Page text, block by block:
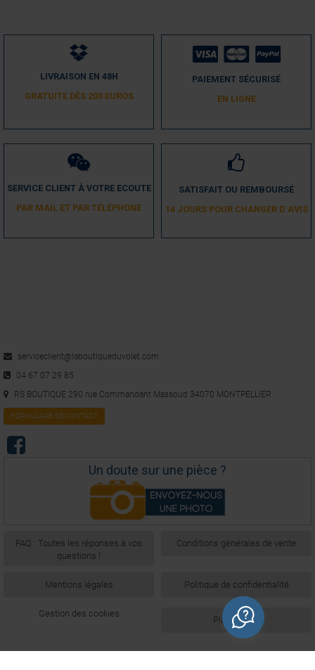
LIVRAISON EN 48H
GRATUITE DÈS 200 EUROS
PAIEMENT SÉCURISÉ
EN LIGNE
SERVICE CLIENT À VOTRE ECOUTE
PAR MAIL ET PAR TÉLÉPHONE
SATISFAIT OU REMBOURSÉ
14 JOURS POUR CHANGER D´AVIS
serviceclient@laboutiqueduvolet.com
04 67 07 29 85
RS BOUTIQUE 290 rue Commandant Massoud 34070 MONTPELLIER
FORMULAIRE DE CONTACT
Un doute sur une pièce ?
FAQ : Toutes les réponses à vos
questions !
Conditions générales de vente
Mentions légales Politique de confidentialité
Gestion des cookies
Plan du site